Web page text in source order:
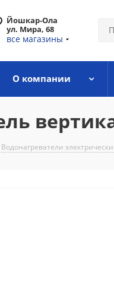
Йошкар-Ола
ул. Мира, 68
все магазины
О компании
Водонагреватели